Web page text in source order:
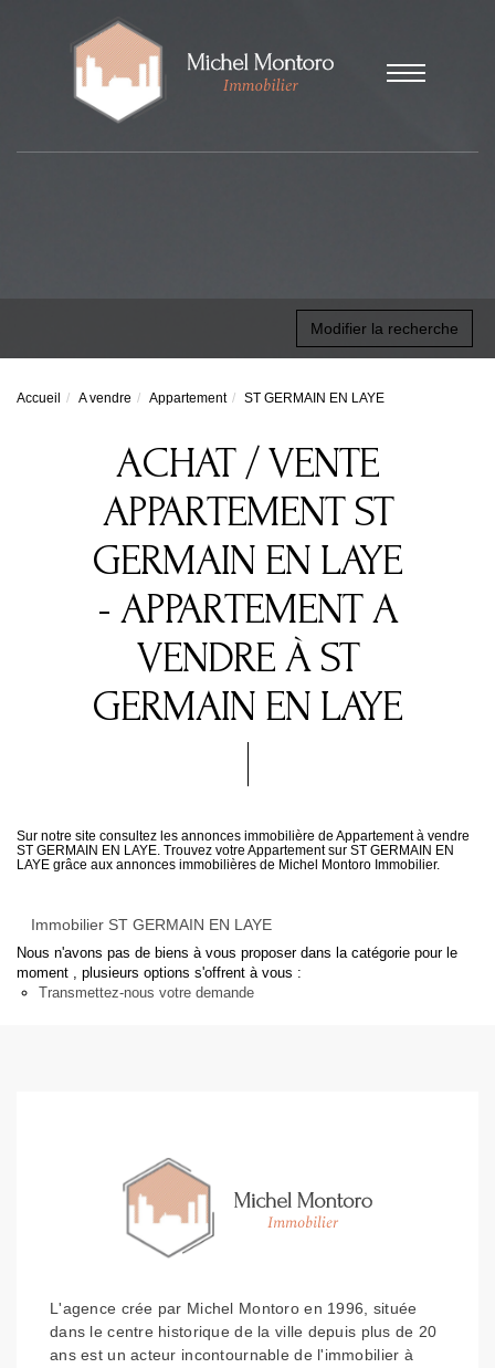
Modifier la recherche
Accueil A vendre Appartement ST GERMAIN EN LAYE
ACHAT / VENTE
APPARTEMENT ST
GERMAIN EN LAYE
- APPARTEMENT A
VENDRE À ST
GERMAIN EN LAYE
Sur notre site consultez les annonces immobilière de Appartement à vendre
ST GERMAIN EN LAYE. Trouvez votre Appartement sur ST GERMAIN EN
LAYE grâce aux annonces immobilières de Michel Montoro Immobilier.
Immobilier ST GERMAIN EN LAYE
Nous n'avons pas de biens à vous proposer dans la catégorie pour le
moment , plusieurs options s'offrent à vous :
Transmettez-nous votre demande
L'agence crée par Michel Montoro en 1996, située
dans le centre historique de la ville depuis plus de 20
ans est un acteur incontournable de l'immobilier à